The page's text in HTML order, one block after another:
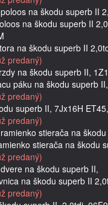
na škodu superb II
na škodu superb II
na škodu superb II
predaný)
na škodu superb II,
páku na škodu superb
predaný)
superb II, 7Jx16H ET45,
predaný)
stierača na
stierača na škodu
predaný)
na škodu superb II,
na škodu superb II
predaný)